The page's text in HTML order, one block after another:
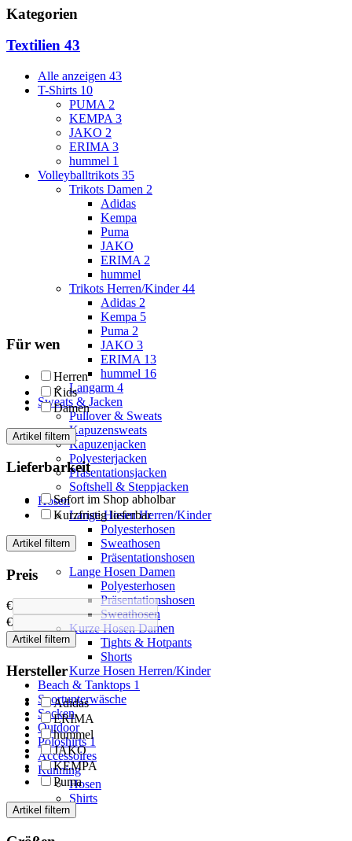
Kategorien
Textilien 43
Alle anzeigen 43
T-Shirts 10
PUMA 2
KEMPA 3
JAKO 2
ERIMA 3
hummel 1
Volleyballtrikots 35
Trikots Damen 2
Adidas
Kempa
Puma
JAKO
ERIMA 2
hummel
Trikots Herren/Kinder 44
Adidas 2
Kempa 5
Puma 2
JAKO 3
ERIMA 13
hummel 16
Langarm 4
Sweats & Jacken
Pullover & Sweats
Kapuzensweats
Kapuzenjacken
Polyesterjacken
Präsentationsjacken
Softshell & Steppjacken
Hosen
Lange Hosen Herren/Kinder
Polyesterhosen
Sweathosen
Präsentationshosen
Lange Hosen Damen
Polyesterhosen
Präsentationshosen
Sweathosen
Kurze Hosen Damen
Tights & Hotpants
Shorts
Kurze Hosen Herren/Kinder
Beach & Tanktops 1
Sportunterwäsche
Socken
Outdoor
Poloshirts 1
Accessoires
Running
Hosen
Shirts
Für wen
Herren
Kids
Damen
Artikel filtern
Lieferbarkeit
Sofort im Shop abholbar
Kurzfristig lieferbar
Artikel filtern
Preis
€
€
Artikel filtern
Hersteller
Adidas
ERIMA
hummel
JAKO
KEMPA
Puma
Artikel filtern